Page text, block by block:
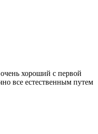
хороший с первой
все естественным путем